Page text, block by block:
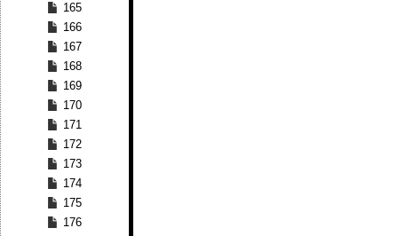
165
166
167
168
169
170
171
172
173
174
175
176